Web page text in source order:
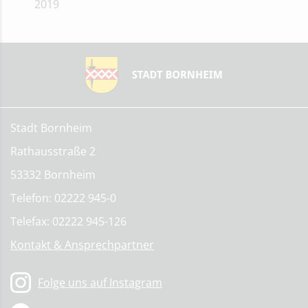
2019
Stadt Bornheim
Rathausstraße 2
53332 Bornheim
Telefon: 02222 945-0
Telefax: 02222 945-126
Kontakt & Ansprechpartner
Folge uns auf Instagram